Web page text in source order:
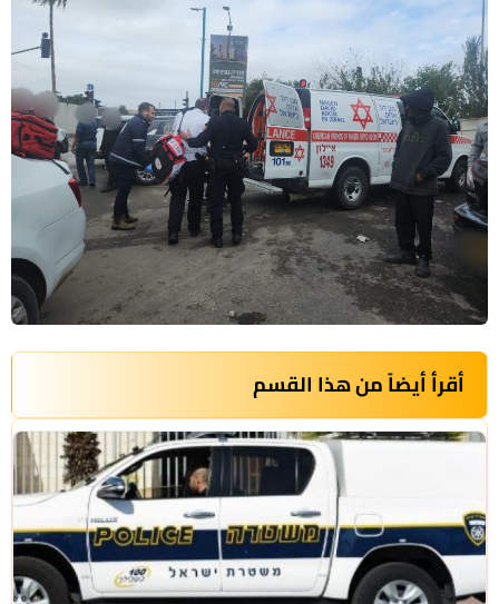
أقرأ أيضاً من هذا القسم